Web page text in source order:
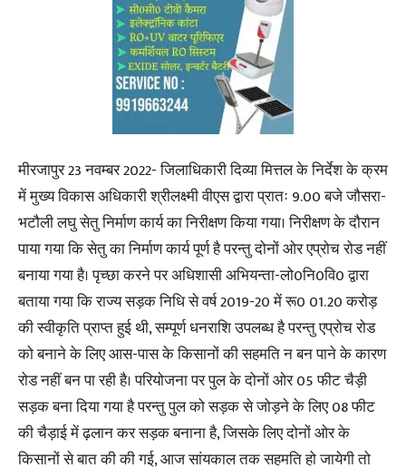
मीरजापुर 23 नवम्बर 2022- जिलाधिकारी दिव्या मित्तल के निर्देश के क्रम
में मुख्य विकास अधिकारी श्रीलक्ष्मी वीएस द्वारा प्रातः 9.00 बजे जौसरा-
भटौली लघु सेतु निर्माण कार्य का निरीक्षण किया गया। निरीक्षण के दौरान
पाया गया कि सेतु का निर्माण कार्य पूर्ण है परन्तु दोनों ओर एप्रोच रोड नहीं
बनाया गया है। पृच्छा करने पर अधिशासी अभियन्ता-लो0नि0वि0 द्वारा
बताया गया कि राज्य सड़क निधि से वर्ष 2019-20 में रू0 01.20 करोड़
की स्वीकृति प्राप्त हुई थी, सम्पूर्ण धनराशि उपलब्ध है परन्तु एप्रोच रोड
को बनाने के लिए आस-पास के किसानों की सहमति न बन पाने के कारण
रोड नहीं बन पा रही है। परियोजना पर पुल के दोनों ओर 05 फीट चैड़ी
सड़क बना दिया गया है परन्तु पुल को सड़क से जोड़ने के लिए 08 फीट
की चैड़ाई में ढ़लान कर सड़क बनाना है, जिसके लिए दोनों ओर के
किसानों से बात की की गई, आज सांयकाल तक सहमति हो जायेगी तो